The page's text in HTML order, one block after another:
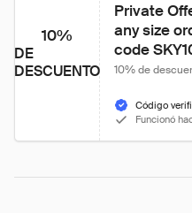
10%
DE
DESCUENTO
Private
any size
code
10% de
Código
Funcionó